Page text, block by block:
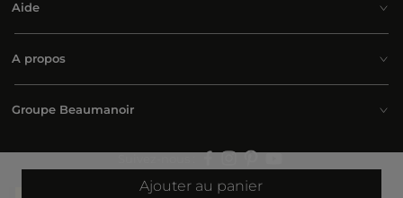
Ajouter au panier
Aide
A propos
Groupe Beaumanoir